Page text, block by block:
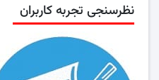
نظرسنجی تجربه کاربران